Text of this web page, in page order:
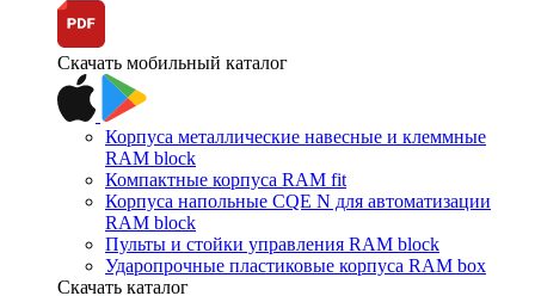
Скачать мобильный каталог
Корпуса металлические навесные и клеммные
RAM block
Компактные корпуса RAM fit
Корпуса напольные CQE N для автоматизации
RAM block
Пульты и стойки управления RAM block
Ударопрочные пластиковые корпуса RAM box
Скачать каталог